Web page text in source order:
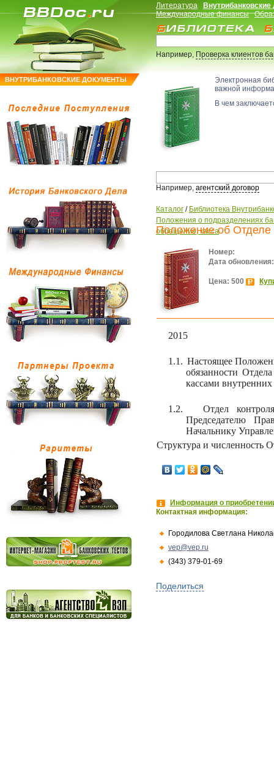
ВНУТРИБАНКОВСКИЕ ДОКУМЕНТЫ
Литература
Международные финансы
Например,Проверка клиентов
Электронная
важной
В чем
Например, агентский договор
Каталог / Библиотека
Положения о подразделениях
обращение, касса
Положение об Отделе
Номер:
Дата обновления:
Цена: 500
2015
1.1. Настоящее
обязанности
кассами
1.2.
Отдел
Председателю
Начальнику
Структура и численность
Информация о
Контактная информация:
Городилова Светлана
vep@vep.ru
(343) 379-01-69
Поделиться